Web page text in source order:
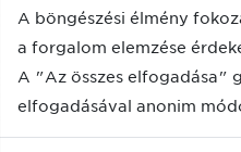
“A GS1
70-es
lenni, ami
erővel
szabványok
A böngészési élmény
a forgalom elemzése
A "Az összes elfogadása"
elfogadásával anonim